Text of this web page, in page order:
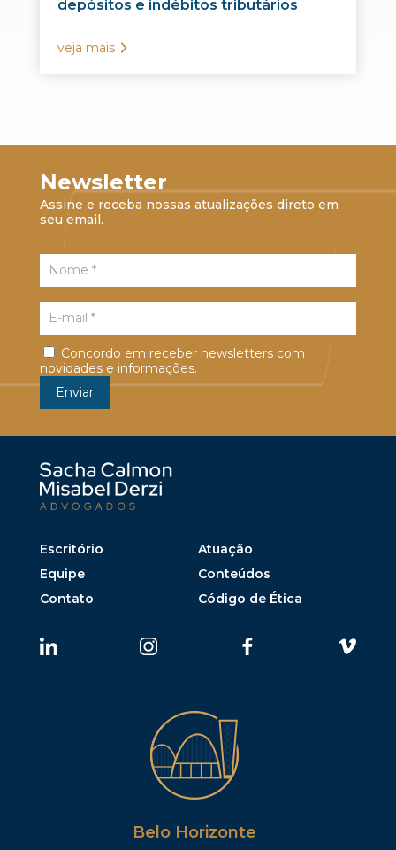
depósitos e indébitos tributários
veja mais
Newsletter
Assine e receba nossas atualizações direto em
seu email.
Concordo em receber newsletters com
novidades e informações.
Escritório
Atuação
Equipe
Conteúdos
Contato
Código de Ética
Belo Horizonte